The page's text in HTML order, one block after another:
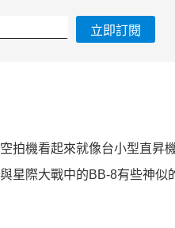
立即訂閱
拍機看起來就像台小型直昇
星際大戰中的BB-8有些神似